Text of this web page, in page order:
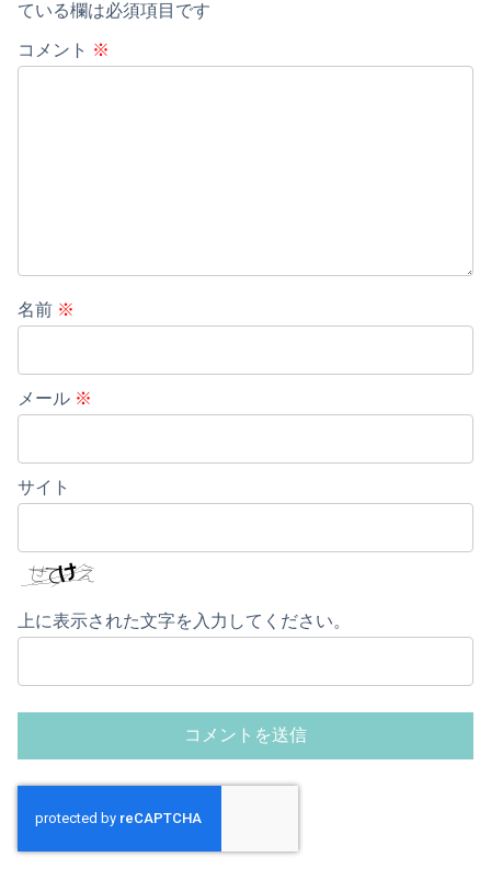
ている欄は必須項目です
コメント ※
名前 ※
メール ※
サイト
上に表示された文字を入力してください。